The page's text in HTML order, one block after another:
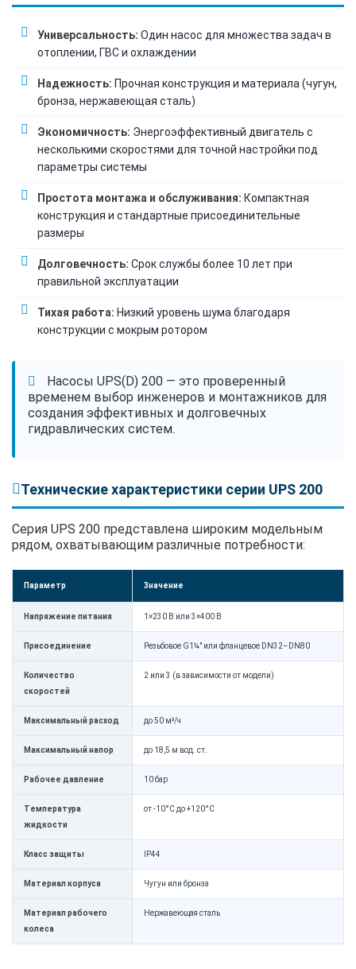
Универсальность: Один насос для множества задач в
отоплении, ГВС и охлаждении
Надежность: Прочная конструкция и материала (чугун,
бронза, нержавеющая сталь)
Экономичность: Энергоэффективный двигатель с
несколькими скоростями для точной настройки под
параметры системы
Простота монтажа и обслуживания: Компактная
конструкция и стандартные присоединительные
размеры
Долговечность: Срок службы более 10 лет при
правильной эксплуатации
Тихая работа: Низкий уровень шума благодаря
конструкции с мокрым ротором
Насосы UPS(D) 200 — это проверенный
временем выбор инженеров и монтажников для
создания эффективных и долговечных
гидравлических систем.
Технические характеристики серии UPS 200
Серия UPS 200 представлена широким модельным
рядом, охватывающим различные потребности:
Параметр Значение
Напряжение питания 1×230 В или 3×400 В
Присоединение Резьбовое G1¼" или фланцевое DN32–DN80
Количество
скоростей
2 или 3 (в зависимости от модели)
Максимальный расход до 50 м³/ч
Максимальный напор до 18,5 м вод. ст.
Рабочее давление 10 бар
Температура
жидкости
от -10°C до +120°C
Класс защиты IP44
Материал корпуса Чугун или бронза
Материал рабочего
колеса
Нержавеющая сталь